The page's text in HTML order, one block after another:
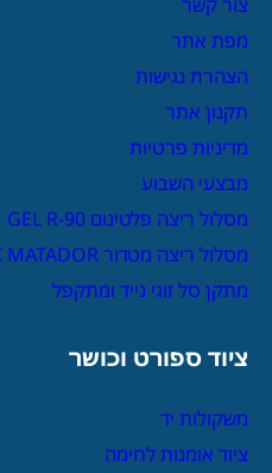
מפת אתר
הצהרת נגישות
תקנון אתר
מדיניות פרטיות
מבצעי השבוע
מסלול ריצה פלטינום YORK PLATINUM GEL R-90
מסלול ריצה מטדור YORK MATADOR
מתקן סל זוגי נייד ומתקפל
ציוד ספורט וכושר
משקולות יד
ציוד אומנות לחימה